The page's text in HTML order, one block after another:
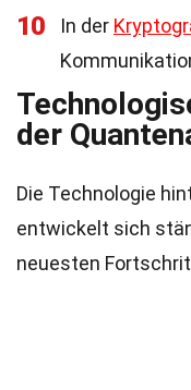
10 In der
der
Die Technologie
entwickelt sich
neuesten